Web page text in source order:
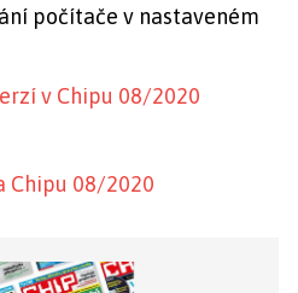
počítače v nastaveném
v Chipu 08/2020
Chipu 08/2020